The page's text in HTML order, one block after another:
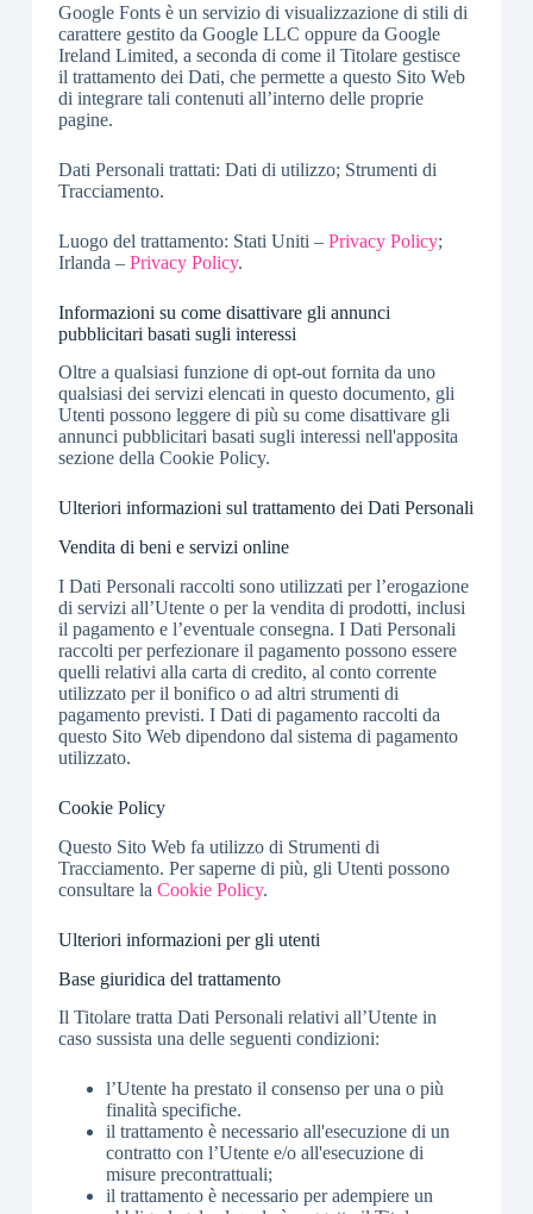
Google Fonts è un servizio di visualizzazione di stili di
carattere gestito da Google LLC oppure da Google
Ireland Limited, a seconda di come il Titolare gestisce
il trattamento dei Dati, che permette a questo Sito Web
di integrare tali contenuti all’interno delle proprie
pagine.
Dati Personali trattati: Dati di utilizzo; Strumenti di
Tracciamento.
Luogo del trattamento: Stati Uniti –Privacy Policy;
Irlanda –Privacy Policy.
Informazioni su come disattivare gli annunci
pubblicitari basati sugli interessi
Oltre a qualsiasi funzione di opt-out fornita da uno
qualsiasi dei servizi elencati in questo documento, gli
Utenti possono leggere di più su come disattivare gli
annunci pubblicitari basati sugli interessi nell'apposita
sezione della Cookie Policy.
Ulteriori informazioni sul trattamento dei Dati Personali
Vendita di beni e servizi online
I Dati Personali raccolti sono utilizzati per l’erogazione
di servizi all’Utente o per la vendita di prodotti, inclusi
il pagamento e l’eventuale consegna. I Dati Personali
raccolti per perfezionare il pagamento possono essere
quelli relativi alla carta di credito, al conto corrente
utilizzato per il bonifico o ad altri strumenti di
pagamento previsti. I Dati di pagamento raccolti da
questo Sito Web dipendono dal sistema di pagamento
utilizzato.
Cookie Policy
Questo Sito Web fa utilizzo di Strumenti di
Tracciamento. Per saperne di più, gli Utenti possono
consultare laCookie Policy.
Ulteriori informazioni per gli utenti
Base giuridica del trattamento
Il Titolare tratta Dati Personali relativi all’Utente in
caso sussista una delle seguenti condizioni:
l’Utente ha prestato il consenso per una o più
finalità specifiche.
il trattamento è necessario all'esecuzione di un
contratto con l’Utente e/o all'esecuzione di
misure precontrattuali;
il trattamento è necessario per adempiere un